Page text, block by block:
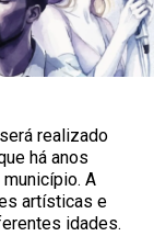
realizado
há anos
A
artísticas e
idades.